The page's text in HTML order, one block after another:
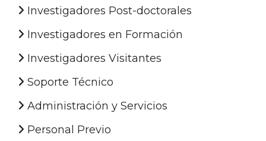
Investigadores Post-doctorales
Investigadores en Formación
Investigadores Visitantes
Soporte Técnico
Administración y Servicios
Personal Previo